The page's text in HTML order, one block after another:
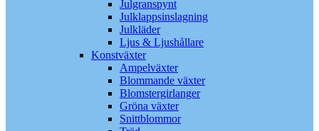
Julgranspynt
Julklappsinslagning
Julkläder
Ljus & Ljushållare
Konstväxter
Ampelväxter
Blommande växter
Blomstergirlanger
Gröna växter
Snittblommor